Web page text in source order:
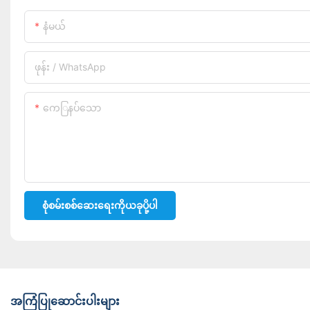
နံမယ်
ဖုန်း / WhatsApp
ကေြနပ်သော
စုံစမ်းစစ်ဆေးရေးကိုယခုပို့ပါ
အကြံပြုဆောင်းပါးများ